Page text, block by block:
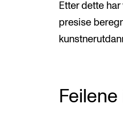
Etter dette
presise